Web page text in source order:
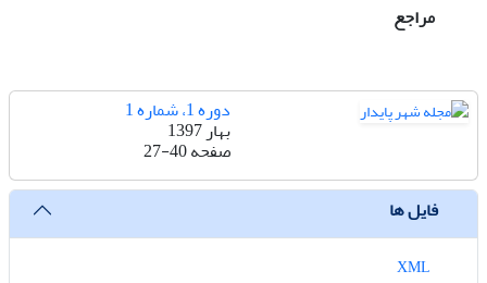
مراجع
دوره 1، شماره 1
بهار 1397
صفحه27-40
فایل ها